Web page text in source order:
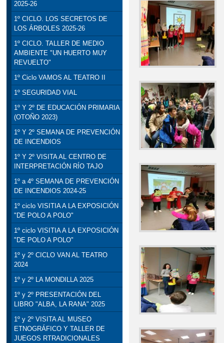
2025-26
1º CICLO. LOS SECRETOS DE
LOS ÁRBOLES 2025-26
1º CICLO. TALLER DE MEDIO
AMBIENTE "UN HUERTO MUY
REVUELTO"
1º Ciclo VAMOS AL TEATRO II
1º SEGURIDAD VIAL
1º Y 2º DE EDUCACIÓN PRIMARIA
(OTOÑO 2023)
1º Y 2º SEMANA DE PREVENCIÓN
DE INCENDIOS
1º Y 2º VISITA AL CENTRO DE
INTERPRETACIÓN RÍO TAJO
1º a 4º SEMANA DE PREVENCIÓN
DE INCENDIOS 2024-25
1º ciclo VISITIA A LA EXPOSICIÓN
"DE POLO A POLO"
1º ciclo VISITIA A LA EXPOSICIÓN
"DE POLO A POLO"
1º y 2º CICLO VAN AL TEATRO
2024
1º y 2º LA MONDILLA 2025
1º y 2º PRESENTACIÓN DEL
LIBRO "ALBA, LA RANA" 2025
1º y 2º VISITA AL MUSEO
ETNOGRÁFICO Y TALLER DE
JUEGOS RTRADICIONALES